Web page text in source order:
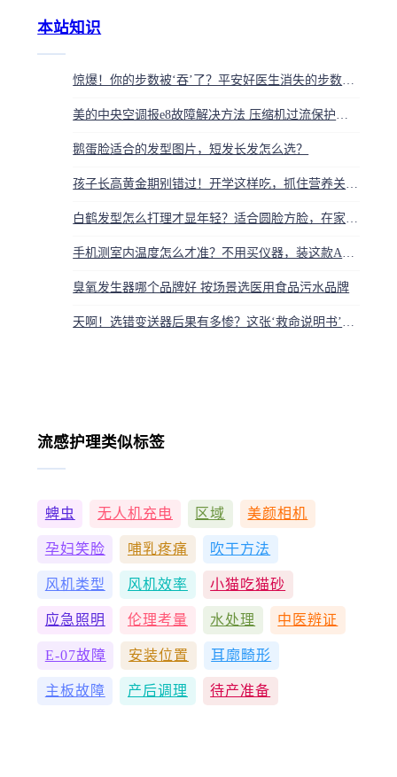
本站知识
惊爆！你的步数被‘吞’了？平安好医生消失的步数背后，是健康数据的‘无声断联’
美的中央空调报e8故障解决方法 压缩机过流保护原因排查
鹅蛋脸适合的发型图片，短发长发怎么选？
孩子长高黄金期别错过！开学这样吃，抓住营养关键改变孩子一生
白鹤发型怎么打理才显年轻？适合圆脸方脸，在家就能做
手机测室内温度怎么才准？不用买仪器，装这款APP就行
臭氧发生器哪个品牌好 按场景选医用食品污水品牌
天啊！选错变送器后果有多惨？这张‘救命说明书’必须看，别再毁设备了
流感护理类似标签
蜱虫 无人机充电 区域 美颜相机
孕妇笑脸 哺乳疼痛 吹干方法
风机类型 风机效率 小猫吃猫砂
应急照明 伦理考量 水处理 中医辨证
E-07故障 安装位置 耳廓畸形
主板故障 产后调理 待产准备